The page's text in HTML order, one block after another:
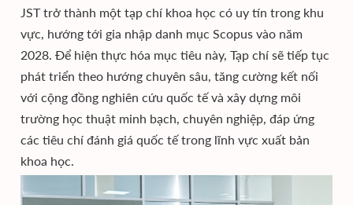
JST trở thành một tạp chí khoa học có uy tín trong khu
vực, hướng tới gia nhập danh mục Scopus vào năm
2028. Để hiện thực hóa mục tiêu này, Tạp chí sẽ tiếp tục
phát triển theo hướng chuyên sâu, tăng cường kết nối
với cộng đồng nghiên cứu quốc tế và xây dựng môi
trường học thuật minh bạch, chuyên nghiệp, đáp ứng
các tiêu chí đánh giá quốc tế trong lĩnh vực xuất bản
khoa học.